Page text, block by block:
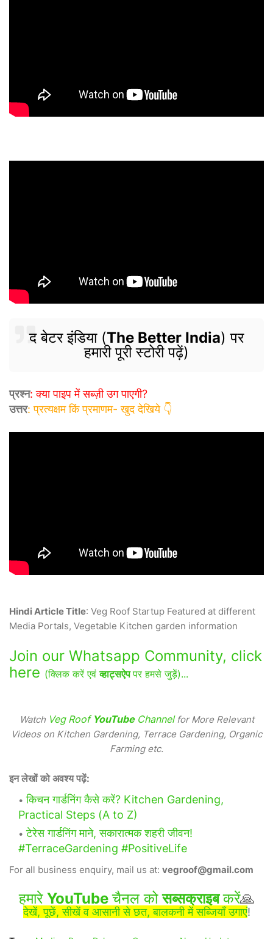
द बेटर इंडिया (The Better India) पर
हमारी पूरी स्टोरी पढ़ें)
प्रश्न: क्या पाइप में सब्ज़ी उग पाएगी?
उत्तर: प्रत्यक्षम किं प्रमाणम- खुद देखिये 👇
Hindi Article Title: Veg Roof Startup Featured at different
Media Portals, Vegetable Kitchen garden information
Join our Whatsapp Community, click
here (क्लिक करें एवंव्हाट्सऐपपर हमसे जुड़ें)...
Watch Veg Roof YouTubeChannelfor More Relevant
Videos on Kitchen Gardening, Terrace Gardening, Organic
Farming etc.
इन लेखों को अवश्य पढ़ें:
किचन गार्डनिंग कैसे करें? Kitchen Gardening,
Practical Steps (A to Z)
टेरेस गार्डनिंग माने, सकारात्मक शहरी जीवन!
#TerraceGardening #PositiveLife
For all business enquiry, mail us at: vegroof@gmail.com
हमारे YouTubeचैनल कोसब्सक्राइबकरें🙏
देखें, पूछें, सीखें व आसानी से छत, बालकनी में सब्जियाँ उगाएं!